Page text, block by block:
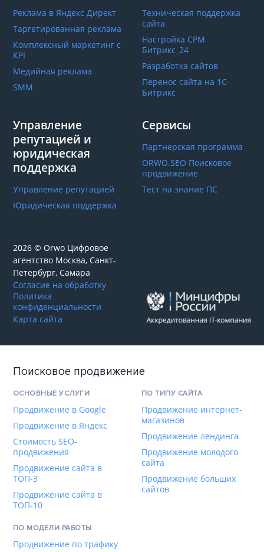
Реклама в Яндекс Директ
Таргетированная реклама
Комплексный маркетинг с
КРІ
Медийная реклама
SMM
Техническая поддержка
сайта
Настройка СРМ
Битрикс_24
Разработка сайтов
Перенос сайта на 1С-
Битрикс
Управление
репутацией и
юридическая
поддержка
Управление репутацией
Юридическая поддержка
Сервисы
Партнерская программа
ORWO.SEO Поисковое
продвижение
Тест на знание ПС
2026 © Orwo Цифровое
агентство Москва, Санкт-
Петербург, Самара
Согласие на обработку
Политика
конфиденциальности
Карта сайта
Поисковое продвижение
ОСНОВНЫЕ УСЛУГИ
Продвижение в Google
Продвижение в Яндекс
Стоимость SEO-
продвижения
Продвижение сайта в
ТОП-3
Продвижение сайта в
ТОП-10
ПО ТИПУ САЙТА
Продвижение интернет-
магазинов
Продвижение лендинга
Продвижение молодого
сайта
Продвижение больших
сайтов
ПО МОДЕЛИ РАБОТЫ
Продвижение по трафику